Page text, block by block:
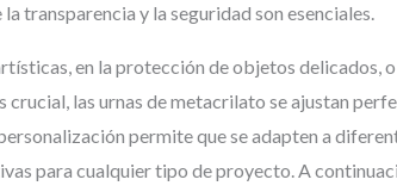
transparencia y la seguridad son esenciales.
en la protección de objetos delicados,
las urnas de metacrilato se ajustan
permite que se adapten a
para cualquier tipo de proyecto. A